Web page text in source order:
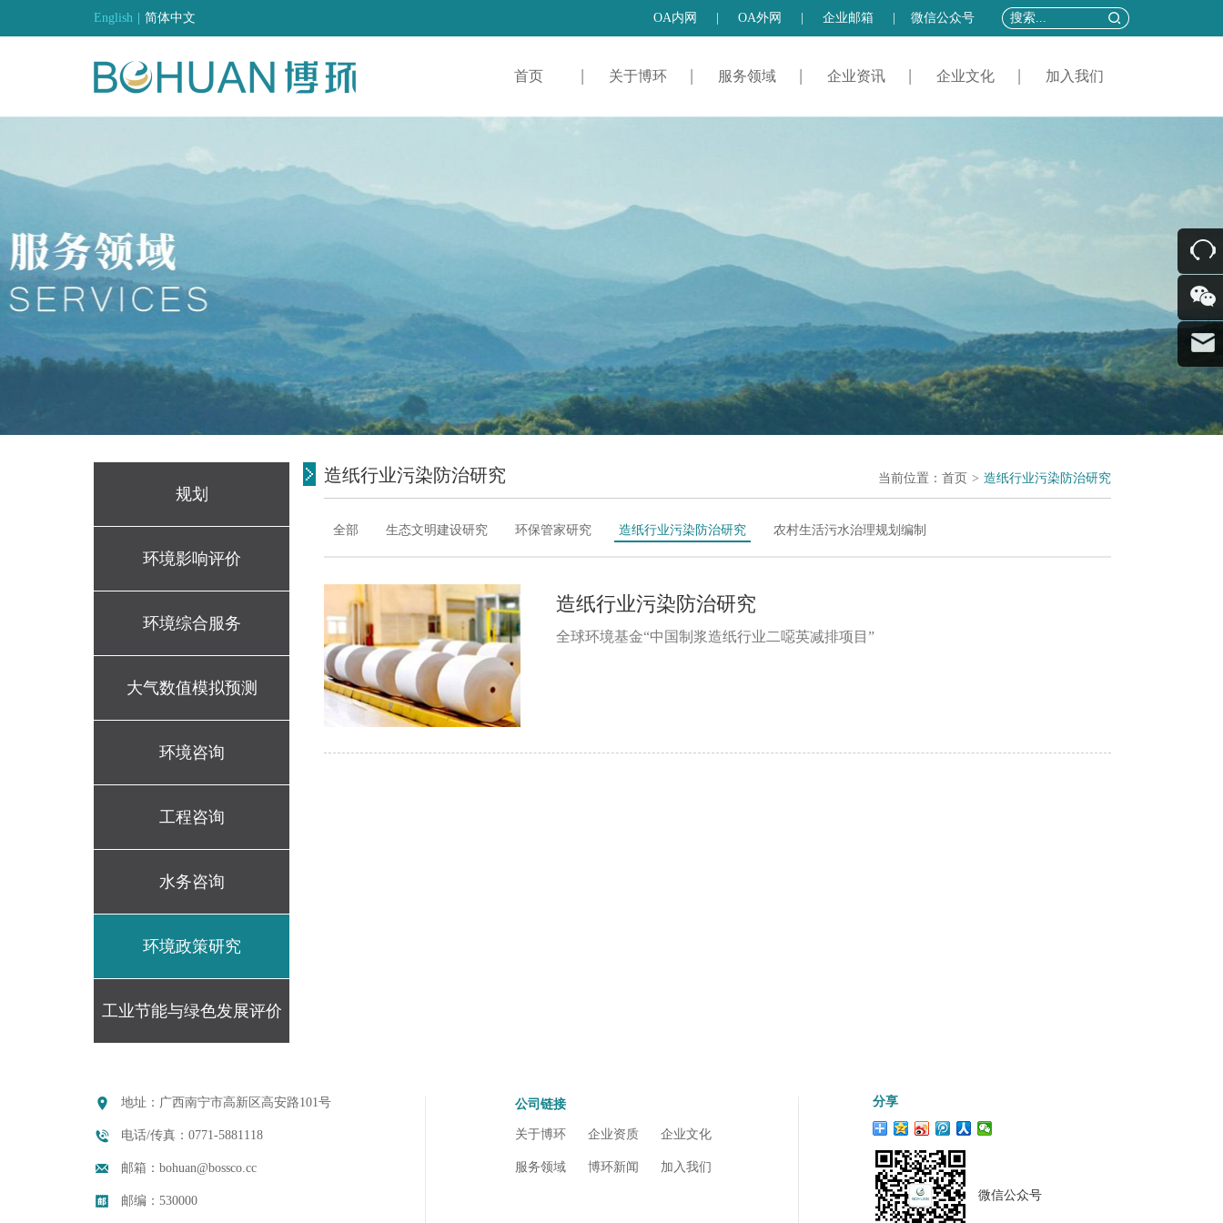
English 简体中文 微信公众号
OA内网 OA外网 企业邮箱
首页 关于博环 服务领域 企业资讯 企业文化 加入我们
规划
环境影响评价
环境综合服务
大气数值模拟预测
环境咨询
工程咨询
水务咨询
环境政策研究
工业节能与绿色发展评价
造纸行业污染防治研究 当前位置： 首页 > 造纸行业污染防治研究
全部 生态文明建设研究 环保管家研究 造纸行业污染防治研究 农村生活污水治理规划编制
造纸行业污染防治研究
全球环境基金“中国制浆造纸行业二噁英减排项目”
地址：广西南宁市高新区高安路101号
电话/传真：0771-5881118
邮箱：bohuan@bossco.cc
邮编：530000
公司链接
关于博环 企业资质 企业文化
服务领域 博环新闻 加入我们
分享
微信公众号